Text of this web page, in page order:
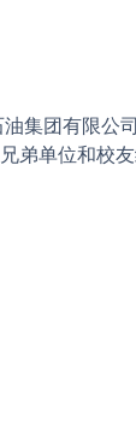
团有限公
弟单位和校